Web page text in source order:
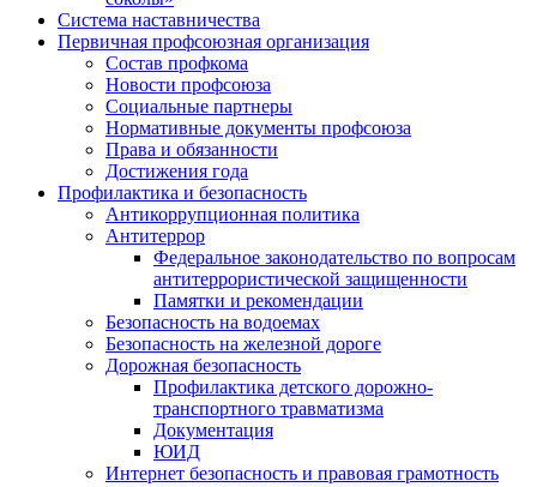
Система наставничества
Первичная профсоюзная организация
Состав профкома
Новости профсоюза
Социальные партнеры
Нормативные документы профсоюза
Права и обязанности
Достижения года
Профилактика и безопасность
Антикоррупционная политика
Антитеррор
Федеральное законодательство по вопросам
антитеррористической защищенности
Памятки и рекомендации
Безопасность на водоемах
Безопасность на железной дороге
Дорожная безопасность
Профилактика детского дорожно-
транспортного травматизма
Документация
ЮИД
Интернет безопасность и правовая грамотность